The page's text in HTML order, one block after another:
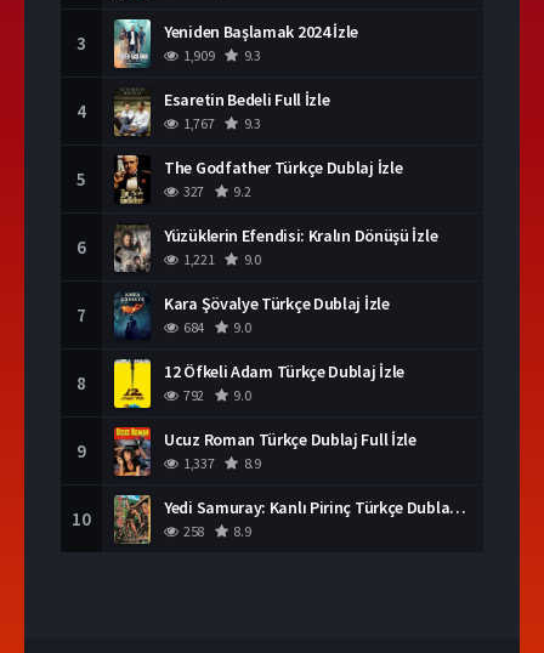
3 Yeniden Başlamak 2024 İzle
1,909 9.3
4 Esaretin Bedeli Full İzle
1,767 9.3
5 The Godfather Türkçe Dublaj İzle
327 9.2
6 Yüzüklerin Efendisi: Kralın Dönüşü İzle
1,221 9.0
7 Kara Şövalye Türkçe Dublaj İzle
684 9.0
8 12 Öfkeli Adam Türkçe Dublaj İzle
792 9.0
9 Ucuz Roman Türkçe Dublaj Full İzle
1,337 8.9
10 Yedi Samuray: Kanlı Pirinç Türkçe Dublaj İzle
258 8.9